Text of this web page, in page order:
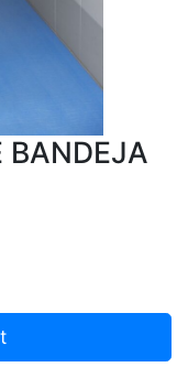
BANDEJA